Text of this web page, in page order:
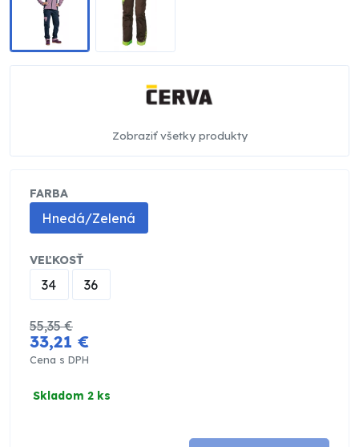
Zobraziť všetky produkty
FARBA
Hnedá/Zelená
VEĽKOSŤ
34 36
55,35 €
33,21 €
Cena s DPH
Skladom 2 ks